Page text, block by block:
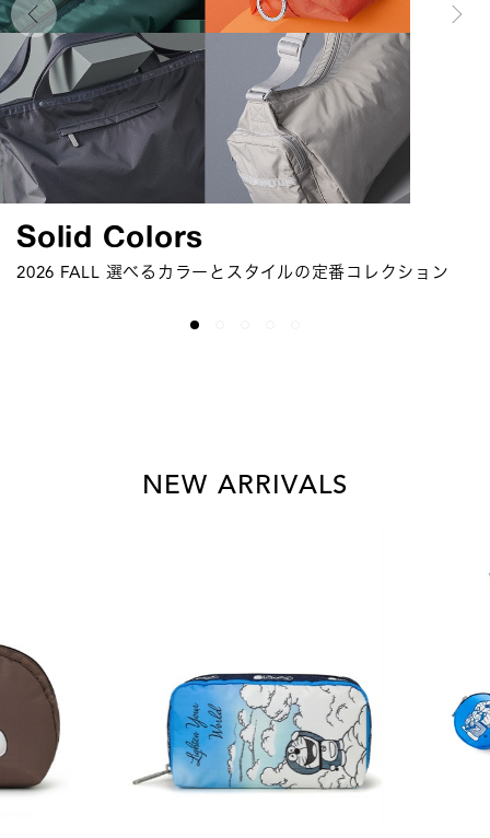
Travel
レスポートサックが届ける新たな旅支度
Suitcase Collection
レスポートサックよりポリカーボネート製スーツケースが
Urban Essense On Journey
今シーズンは「ミニマリストの旅」がテーマ
LeSportsac×MARITHÉ
FRANÇOIS GIRBAUD
Solid Colors
2026 FALL 選べるカラーとスタイルの定番コレクション
NEW ARRIVALS